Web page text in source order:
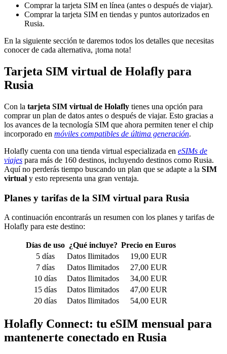
Comprar la tarjeta SIM en línea (antes o después de viajar).
Comprar la tarjeta SIM en tiendas y puntos autorizados en
Rusia.
En la siguiente sección te daremos todos los detalles que necesitas
conocer de cada alternativa, ¡toma nota!
Tarjeta SIM virtual de Holafly para
Rusia
Con la tarjeta SIM virtual de Holafly tienes una opción para
comprar un plan de datos antes o después de viajar. Esto gracias a
los avances de la tecnología SIM que ahora permiten tener el chip
incorporado en móviles compatibles de última generación.
Holafly cuenta con una tienda virtual especializada en eSIMs de
viajes para más de 160 destinos, incluyendo destinos como Rusia.
Aquí no perderás tiempo buscando un plan que se adapte a la SIM
virtual y esto representa una gran ventaja.
Planes y tarifas de la SIM virtual para Rusia
A continuación encontrarás un resumen con los planes y tarifas de
Holafly para este destino:
Días de uso ¿Qué incluye? Precio en Euros
5 días
Datos Ilimitados
19,00 EUR
7 días
Datos Ilimitados
27,00 EUR
10 días
Datos Ilimitados
34,00 EUR
15 días
Datos Ilimitados
47,00 EUR
20 días
Datos Ilimitados 54,00 EUR
Holafly Connect: tu eSIM mensual para
mantenerte conectado en Rusia